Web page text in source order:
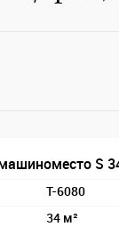
S
T-6080
34 м²